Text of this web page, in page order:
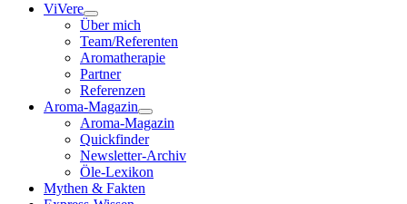
ViVere
Über mich
Team/Referenten
Aromatherapie
Partner
Referenzen
Aroma-Magazin
Aroma-Magazin
Quickfinder
Newsletter-Archiv
Öle-Lexikon
Mythen & Fakten